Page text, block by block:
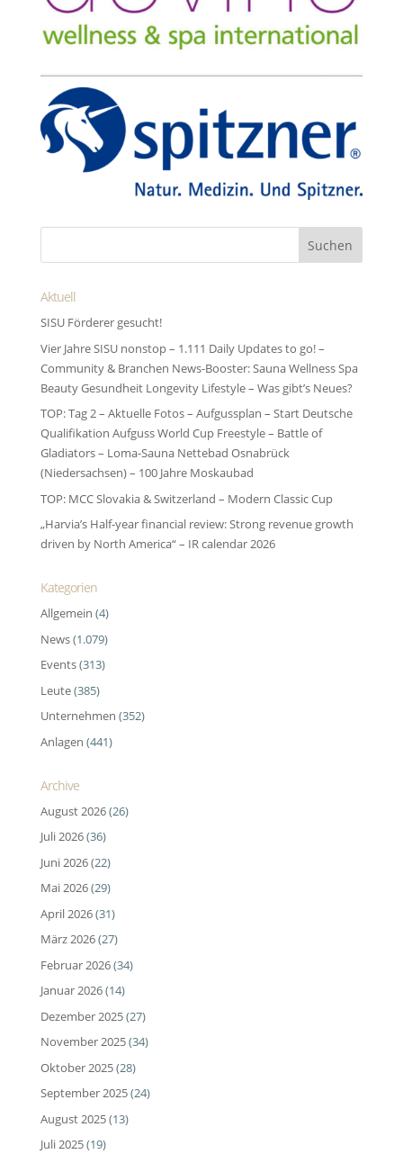
Aktuell
SISU Förderer gesucht!
Vier Jahre SISU nonstop – 1.111 Daily Updates to go! –
Community & Branchen News-Booster: Sauna Wellness Spa
Beauty Gesundheit Longevity Lifestyle – Was gibt’s Neues?
TOP: Tag 2 – Aktuelle Fotos – Aufgussplan – Start Deutsche
Qualifikation Aufguss World Cup Freestyle – Battle of
Gladiators – Loma-Sauna Nettebad Osnabrück
(Niedersachsen) – 100 Jahre Moskaubad
TOP: MCC Slovakia & Switzerland – Modern Classic Cup
„Harvia’s Half-year financial review: Strong revenue growth
driven by North America“ – IR calendar 2026
Kategorien
Allgemein (4)
News(1.079)
Events(313)
Leute(385)
Unternehmen (352)
Anlagen (441)
Archive
August 2026(26)
Juli 2026(36)
Juni 2026(22)
Mai 2026(29)
April 2026(31)
März 2026(27)
Februar 2026(34)
Januar 2026(14)
Dezember 2025(27)
November 2025(34)
Oktober 2025(28)
September 2025(24)
August 2025(13)
Juli 2025(19)